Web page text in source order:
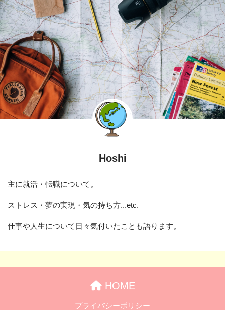
Hoshi
主に就活・転職について。
ストレス・夢の実現・気の持ち方...etc.
仕事や人生について日々気付いたことも語ります。
HOME
プライバシーポリシー